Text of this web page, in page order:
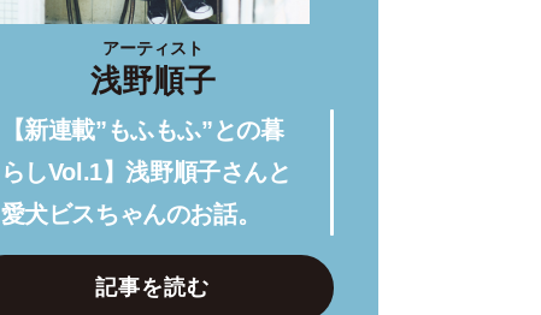
アーティスト
浅野順子
【新連載”もふもふ”との暮
らしVol.1】浅野順子さんと
愛犬ビスちゃんのお話。
記事を読む